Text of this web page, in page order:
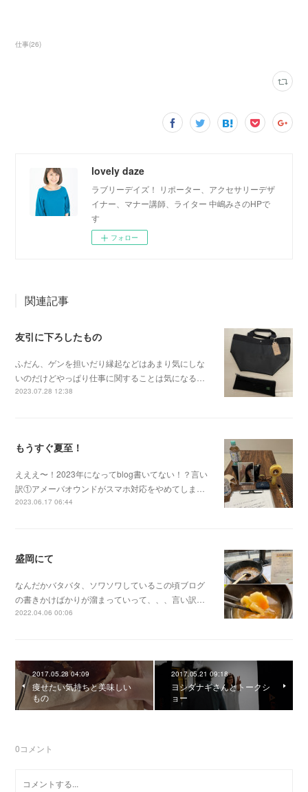
仕事(26)
lovely daze
ラブリーデイズ！ リポーター、アクセサリーデザ
イナー、マナー講師、ライター 中嶋みさのHPで
す
フォロー
関連記事
友引に下ろしたもの
ふだん、ゲンを担いだり縁起などはあまり気にしな
いのだけどやっぱり仕事に関することは気になる…
2023.07.28 12:38
もうすぐ夏至！
えええ〜！2023年になってblog書いてない！？言い
訳①アメーバオウンドがスマホ対応をやめてしま…
2023.06.17 06:44
盛岡にて
なんだかバタバタ、ソワソワしているこの頃ブログ
の書きかけばかりが溜まっていって、、、言い訳…
2022.04.06 00:06
2017.05.28 04:09
痩せたい気持ちと美味しい
もの
2017.05.21 09:18
ヨシダナギさんとトークシ
ョー
0コメント